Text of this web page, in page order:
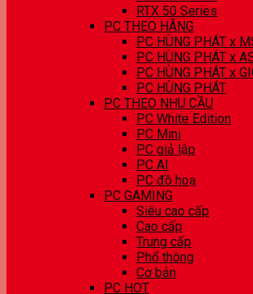
RTX 50 Series
PC THEO HÃNG
PC HÙNG PHÁT x
PC HÙNG PHÁT x
PC HÙNG PHÁT x
PC HÙNG PHÁT
PC THEO NHU CẦU
PC White Edition
PC Mini
PC giả lập
PC AI
PC đồ hoạ
PC GAMING
Siêu cao cấp
Cao cấp
Trung cấp
Phổ thông
Cơ bản
PC HOT